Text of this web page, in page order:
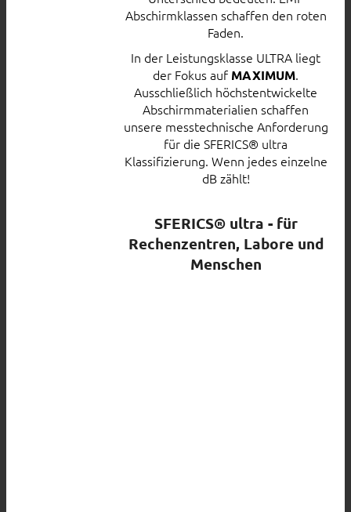
Abschirmklassen schaffen den roten
Faden.
In der Leistungsklasse ULTRA liegt
der Fokus auf MAXIMUM.
Ausschließlich höchstentwickelte
Abschirmmaterialien schaffen
unsere messtechnische Anforderung
für die SFERICS® ultra
Klassifizierung. Wenn jedes einzelne
dB zählt!
SFERICS® ultra - für
Rechenzentren, Labore und
Menschen